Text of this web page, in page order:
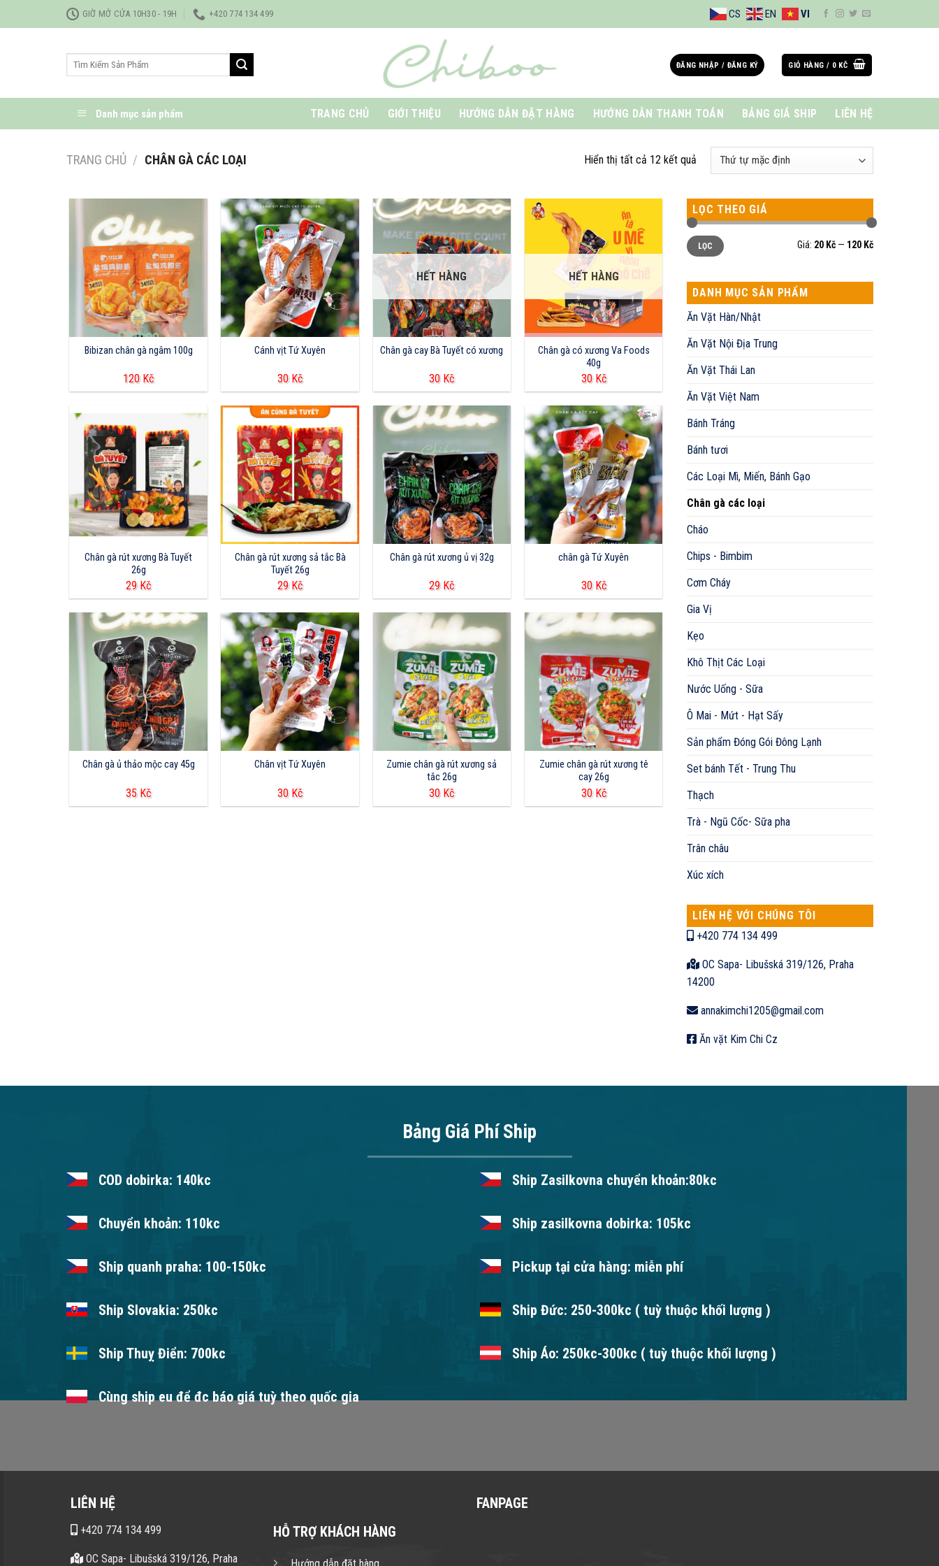
qua
GIỜ MỞ CỬA 10H30 - 19H +420 774 134 499 CS EN VI
Tìm
ĐĂNG NHẬP / ĐĂNG KÝ GIỎ HÀNG / 0 KČ
Danh mục sản phẩm TRANG CHỦ GIỚI THIỆU HƯỚNG DẪN ĐẶT HÀNG HƯỚNG DẪN THANH TOÁN BẢNG GIÁ SHIP LIÊN HỆ
TRANG CHỦ / CHÂN GÀ CÁC LOẠI Hiển thị tất cả 12 kết quả
Bibizan chân gà ngâm 100g
120 Kč
Cánh vịt Tứ Xuyên
30 Kč
HẾT HÀNG
Chân gà cay Bà Tuyết có xương
30 Kč
HẾT HÀNG
Chân gà có xương Va Foods
40g
30 Kč
Chân gà rút xương Bà Tuyết
26g
29 Kč
Chân gà rút xương sả tắc Bà
Tuyết 26g
29 Kč
Chân gà rút xương ủ vị 32g
29 Kč
chân gà Tứ Xuyên
30 Kč
Chân gà ủ thảo mộc cay 45g
35 Kč
Chân vịt Tứ Xuyên
30 Kč
Zumie chân gà rút xương sả
tắc 26g
30 Kč
Zumie chân gà rút xương tê
cay 26g
30 Kč
LỌC THEO GIÁ
Giá
thấp
nhất
Giá
cao
nhất
LỌC Giá: 20 Kč— 120 Kč
DANH MỤC SẢN PHẨM
Ăn Vặt Hàn/Nhật
Ăn Vặt Nội Địa Trung
Ăn Vặt Thái Lan
Ăn Vặt Việt Nam
Bánh Tráng
Bánh tươi
Các Loại Mì, Miến, Bánh Gạo
Chân gà các loại
Cháo
Chips - Bimbim
Cơm Cháy
Gia Vị
Kẹo
Khô Thịt Các Loại
Nước Uống - Sữa
Ô Mai - Mứt - Hạt Sấy
Sản phẩm Đóng Gói Đông Lạnh
Set bánh Tết - Trung Thu
Thạch
Trà - Ngũ Cốc- Sữa pha
Trân châu
Xúc xích
LIÊN HỆ VỚI CHÚNG TÔI
+420 774 134 499
OC Sapa- Libušská 319/126, Praha
14200
annakimchi1205@gmail.com
Ăn vặt Kim Chi Cz
Bảng Giá Phí Ship
COD dobirka: 140kc Ship Zasilkovna chuyển khoản:80kc
Chuyển khoản: 110kc Ship zasilkovna dobirka: 105kc
Ship quanh praha: 100-150kc Pickup tại cửa hàng: miễn phí
Ship Slovakia: 250kc Ship Đức: 250-300kc ( tuỳ thuộc khối lượng )
Ship Thuỵ Điển: 700kc Ship Áo: 250kc-300kc ( tuỳ thuộc khối lượng )
Cùng ship eu để đc báo giá tuỳ theo quốc gia
LIÊN HỆ
+420 774 134 499
OC Sapa- Libušská 319/126, Praha
HỖ TRỢ KHÁCH HÀNG
FANPAGE